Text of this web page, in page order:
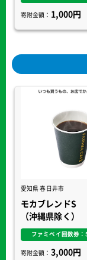
寄附金額： 1,000円
愛知県 春日井市
モカブレンドS
（沖縄県除く）
ファミペイ回数券：
寄附金額： 3,000円